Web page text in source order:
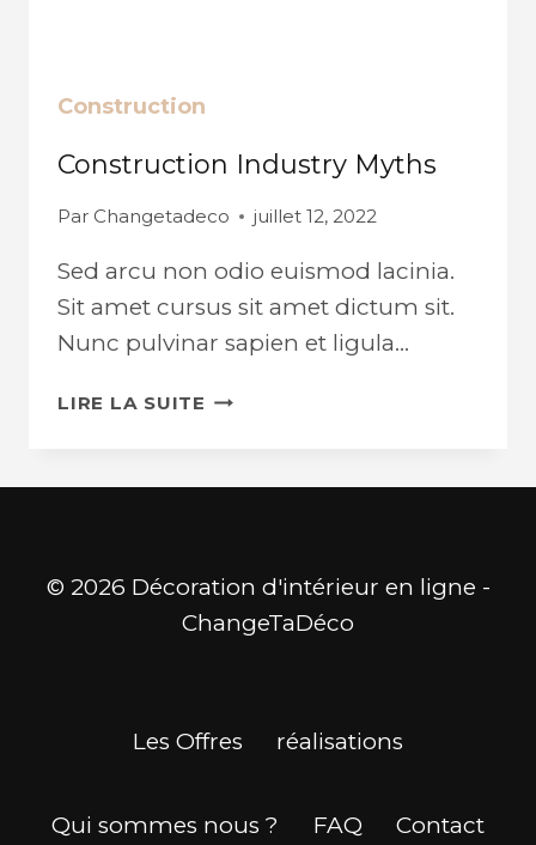
Construction
Construction Industry Myths
Par Changetadeco juillet 12, 2022
Sed arcu non odio euismod lacinia.
Sit amet cursus sit amet dictum sit.
Nunc pulvinar sapien et ligula…
LIRE LA SUITE CONSTRUCTION
© 2026 Décoration d'intérieur en ligne -
ChangeTaDéco
Les Offres réalisations
Qui sommes nous ? FAQ Contact